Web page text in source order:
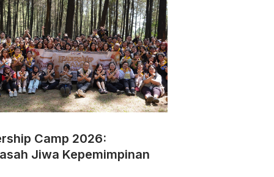
Camp 2026:
Jiwa Kepemimpinan